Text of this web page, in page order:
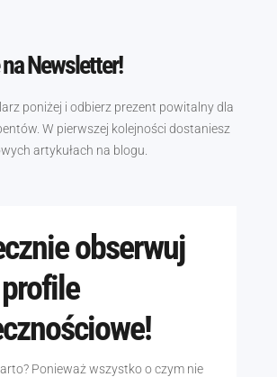
Newsletter!
poniżej i odbierz prezent powitalny dla
W pierwszej kolejności dostaniesz
artykułach na blogu.
obserwuj
Ponieważ wszystko o czym nie